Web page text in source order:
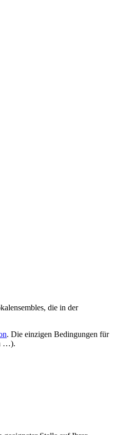
die in der
. Die einzigen Bedingungen für
…).